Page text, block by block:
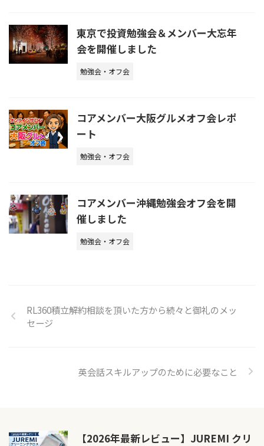
東京で投資勉強会＆メンバー大忘年
会を開催しました
勉強会・オフ会
コアメンバー大阪グルメオフ会レポ
ート
勉強会・オフ会
コアメンバー沖縄勉強会オフ会を開
催しました
勉強会・オフ会
RL360積立解約相談を頂いた方から続々と御礼のメッ
セージ
英会話スキルアップのために必要なこと
【2026年最新レビュー】JUREMI クリ